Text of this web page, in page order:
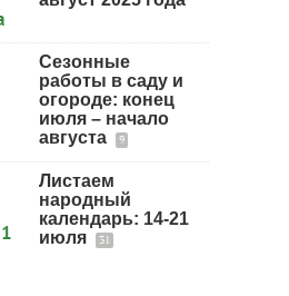
Сезонные
работы в саду и
огороде: конец
июля – начало
августа
9
Листаем
народный
календарь: 14-21
июля
31